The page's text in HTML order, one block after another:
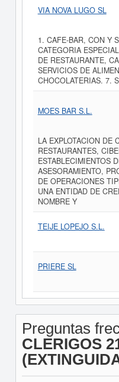
VIA NOVA LUGO SL
1. CAFE-BAR, CON Y
CATEGORIA
DE RESTAURANTE,
SERVICIOS DE
CHOCOLATERIAS. 7.
MOES BAR S.L.
LA EXPLOTACION DE
RESTAURANTES,
ESTABLECIMIENTOS
ASESORAMIENTO,
DE OPERACIONES
UNA ENTIDAD DE
NOMBRE Y
TEIJE LOPEJO S.L.
PRIERE SL
Preguntas
CLERIGOS